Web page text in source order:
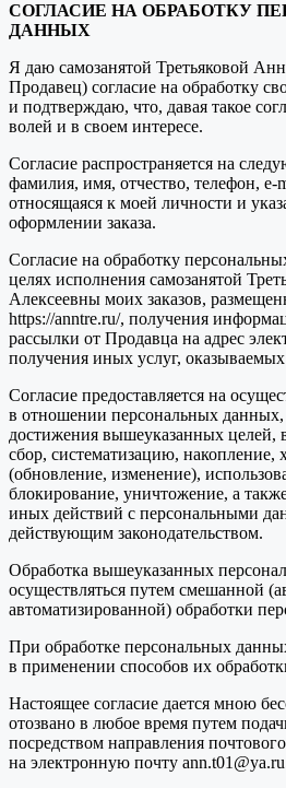
СОГЛАСИЕ НА ОБРАБОТКУ
ДАННЫХ
Я даю самозанятой Третьяковой
Продавец) согласие на обработку
и подтверждаю, что, давая такое
волей и в своем интересе.
Согласие распространяется на
фамилия, имя, отчество, телефон,
относящаяся к моей личности и
оформлении заказа.
Согласие на обработку
целях исполнения самозанятой
Алексеевны моих заказов,
https://anntre.ru/, получения
рассылки от Продавца на адрес
получения иных услуг,
Согласие предоставляется на
в отношении персональных
достижения вышеуказанных целей,
сбор, систематизацию, накопление,
(обновление, изменение),
блокирование, уничтожение, а
иных действий с персональными
действующим законодательством.
Обработка вышеуказанных
осуществляться путем смешанной
автоматизированной) обработки
При обработке персональных
в применении способов их
Настоящее согласие дается мною
отозвано в любое время путем
посредством направления
на электронную почту